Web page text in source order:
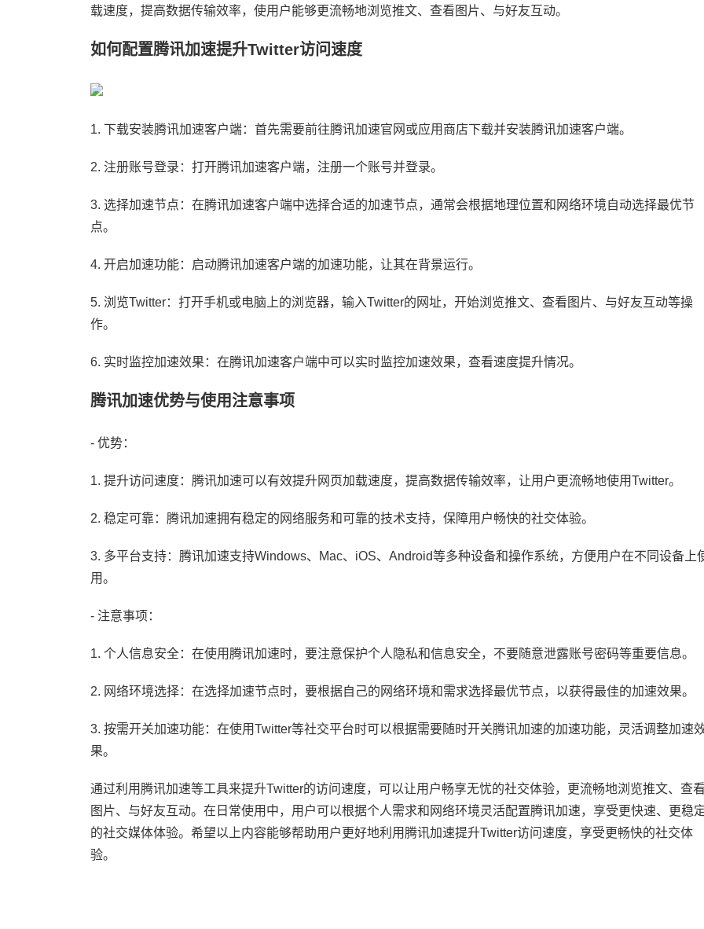
载速度，提高数据传输效率，使用户能够更流畅地浏览推文、查看图片、与好友互动。
如何配置腾讯加速提升Twitter访问速度
1. 下载安装腾讯加速客户端：首先需要前往腾讯加速官网或应用商店下载并安装腾讯加速客户端。
2. 注册账号登录：打开腾讯加速客户端，注册一个账号并登录。
3. 选择加速节点：在腾讯加速客户端中选择合适的加速节点，通常会根据地理位置和网络环境自动选择最优节
点。
4. 开启加速功能：启动腾讯加速客户端的加速功能，让其在背景运行。
5. 浏览Twitter：打开手机或电脑上的浏览器，输入Twitter的网址，开始浏览推文、查看图片、与好友互动等操
作。
6. 实时监控加速效果：在腾讯加速客户端中可以实时监控加速效果，查看速度提升情况。
腾讯加速优势与使用注意事项
- 优势：
1. 提升访问速度：腾讯加速可以有效提升网页加载速度，提高数据传输效率，让用户更流畅地使用Twitter。
2. 稳定可靠：腾讯加速拥有稳定的网络服务和可靠的技术支持，保障用户畅快的社交体验。
3. 多平台支持：腾讯加速支持Windows、Mac、iOS、Android等多种设备和操作系统，方便用户在不同设备上
用。
- 注意事项：
1. 个人信息安全：在使用腾讯加速时，要注意保护个人隐私和信息安全，不要随意泄露账号密码等重要信息。
2. 网络环境选择：在选择加速节点时，要根据自己的网络环境和需求选择最优节点，以获得最佳的加速效果。
3. 按需开关加速功能：在使用Twitter等社交平台时可以根据需要随时开关腾讯加速的加速功能，灵活调整加速
果。
通过利用腾讯加速等工具来提升Twitter的访问速度，可以让用户畅享无忧的社交体验，更流畅地浏览推文、查
图片、与好友互动。在日常使用中，用户可以根据个人需求和网络环境灵活配置腾讯加速，享受更快速、更稳
的社交媒体体验。希望以上内容能够帮助用户更好地利用腾讯加速提升Twitter访问速度，享受更畅快的社交体
验。